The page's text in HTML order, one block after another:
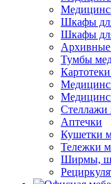
Шкафы
Шкафы
Тумбы
Стеллажи
Аптечки
Кушетки
Тележки
Ширмы,